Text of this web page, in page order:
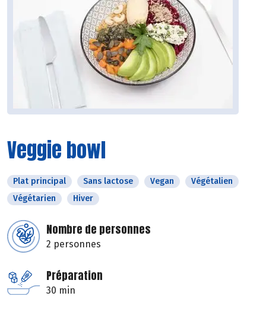
Veggie bowl
Plat principal Sans lactose Vegan
Végétalien
Végétarien
Hiver
Nombre de personnes
2 personnes
Préparation
30 min